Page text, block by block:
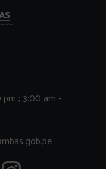
pm ; 3:00 am -